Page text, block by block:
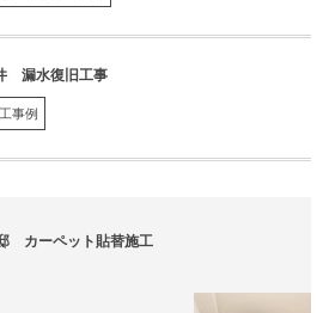
漏水復旧工事
事例
カーペット貼替施工